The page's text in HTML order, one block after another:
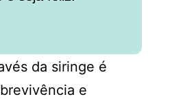
da siringe é
e